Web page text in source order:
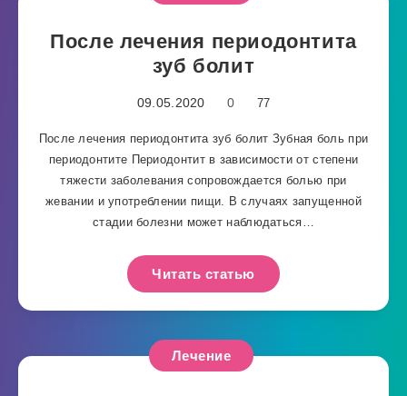
После лечения периодонтита
зуб болит
09.05.2020 0 77
После лечения периодонтита зуб болит Зубная боль при
периодонтите Периодонтит в зависимости от степени
тяжести заболевания сопровождается болью при
жевании и употреблении пищи. В случаях запущенной
стадии болезни может наблюдаться…
Читать статью
Лечение